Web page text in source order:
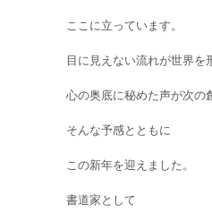
ここに立っています。
目に見えない流れが世界を
心の奥底に秘めた声が次の
そんな予感とともに
この新年を迎えました。
書道家として